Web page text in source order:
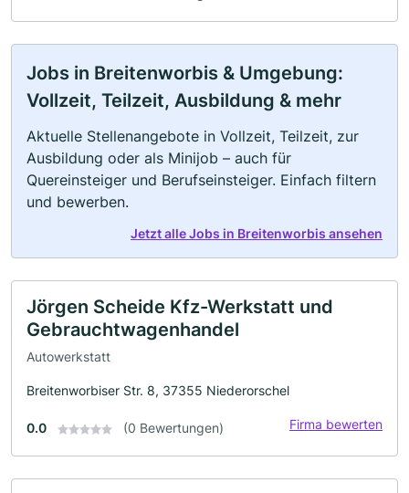
Jobs in Breitenworbis & Umgebung:
Vollzeit, Teilzeit, Ausbildung & mehr
Aktuelle Stellenangebote in Vollzeit, Teilzeit, zur
Ausbildung oder als Minijob – auch für
Quereinsteiger und Berufseinsteiger. Einfach filtern
und bewerben.
Jetzt alle Jobs in Breitenworbis ansehen
Jörgen Scheide Kfz-Werkstatt und
Gebrauchtwagenhandel
Autowerkstatt
Breitenworbiser Str. 8, 37355 Niederorschel
0.0 (0 Bewertungen) Firma bewerten